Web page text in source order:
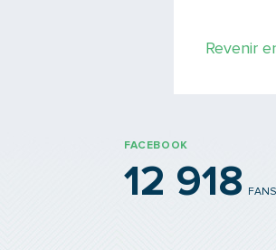
Revenir
FACEBOOK
12 918 FANS